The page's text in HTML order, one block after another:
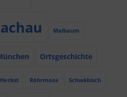
Maibaum
Ortsgeschichte
Röhrmoos Schwäbisch